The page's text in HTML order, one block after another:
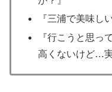
『三浦で美味し
『行こうと思っ
高くないけど…